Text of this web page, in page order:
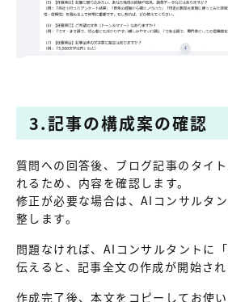
3.記事の構成案の確認
質問への回答後、ブログ記事のタイ
れるため、内容を確認します。
修正が必要な場合は、AIコンサルタ
整します。
問題なければ、AIコンサルタントに
伝えると、記事全文の作成が開始され
作成完了後、本文をコピーしてお使い